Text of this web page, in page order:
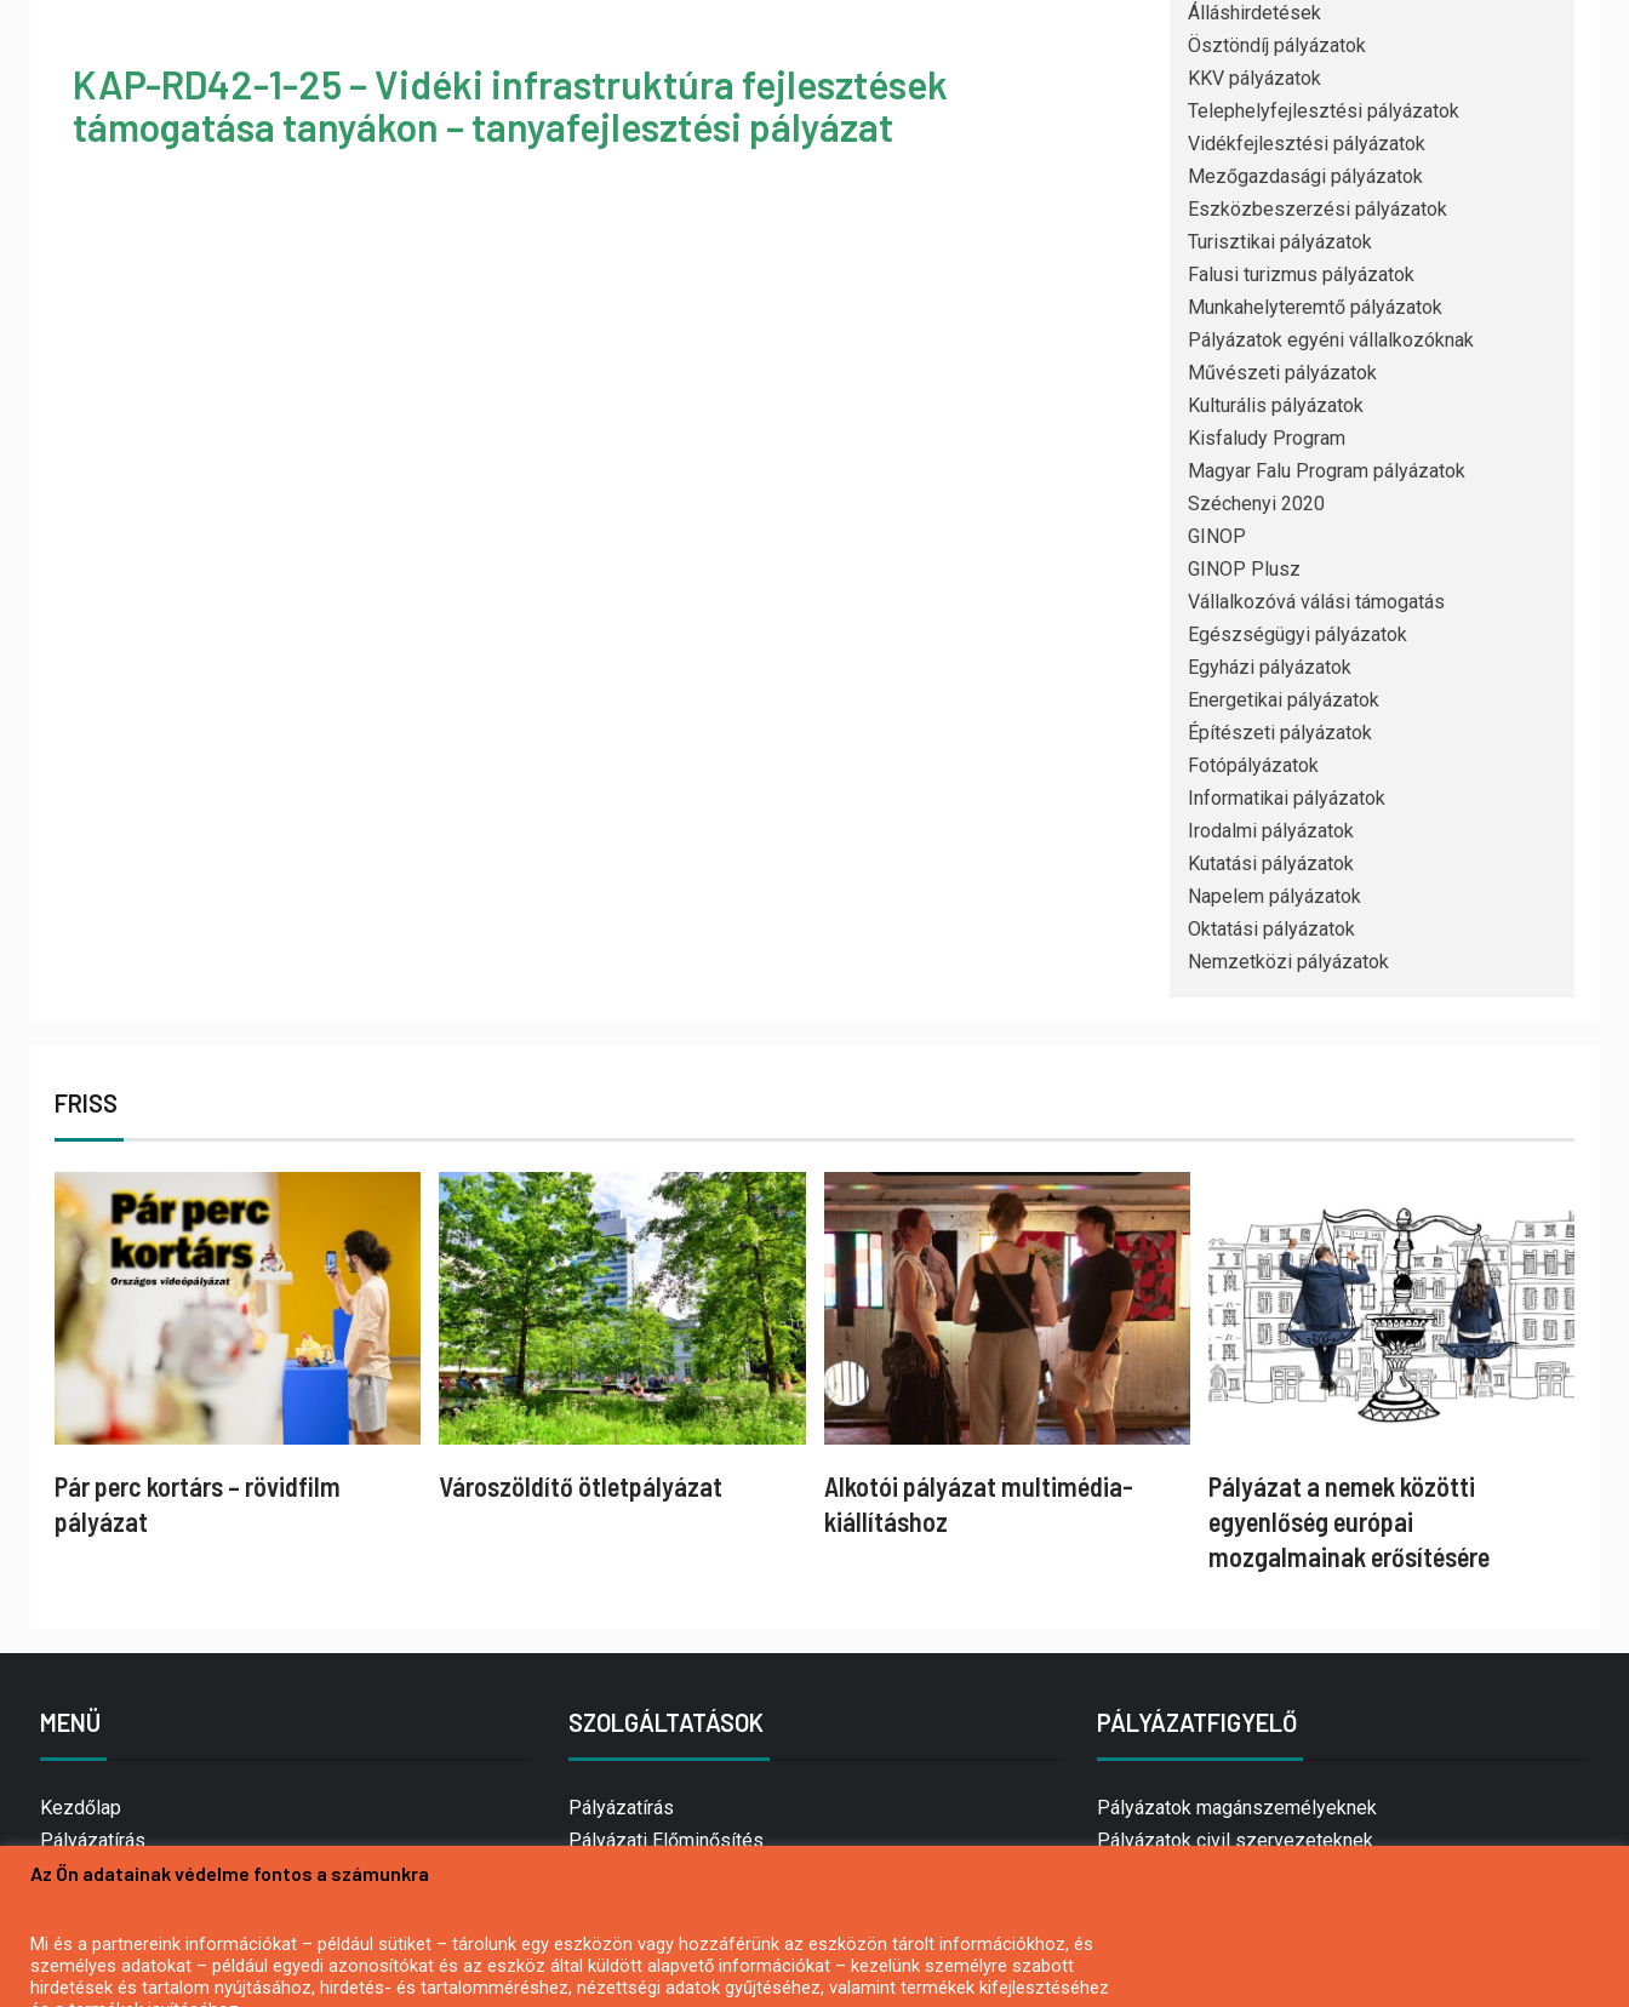
KAP-RD42-1-25 – Vidéki infrastruktúra fejlesztések
támogatása tanyákon – tanyafejlesztési pályázat
Álláshirdetések
Ösztöndíj pályázatok
KKV pályázatok
Telephelyfejlesztési pályázatok
Vidékfejlesztési pályázatok
Mezőgazdasági pályázatok
Eszközbeszerzési pályázatok
Turisztikai pályázatok
Falusi turizmus pályázatok
Munkahelyteremtő pályázatok
Pályázatok egyéni vállalkozóknak
Művészeti pályázatok
Kulturális pályázatok
Kisfaludy Program
Magyar Falu Program pályázatok
Széchenyi 2020
GINOP
GINOP Plusz
Vállalkozóvá válási támogatás
Egészségügyi pályázatok
Egyházi pályázatok
Energetikai pályázatok
Építészeti pályázatok
Fotópályázatok
Informatikai pályázatok
Irodalmi pályázatok
Kutatási pályázatok
Napelem pályázatok
Oktatási pályázatok
Nemzetközi pályázatok
FRISS
Pár perc kortárs – rövidfilm
pályázat
Városzöldítő ötletpályázat
Alkotói pályázat multimédia-
kiállításhoz
Pályázat a nemek közötti
egyenlőség európai
mozgalmainak erősítésére
MENÜ
Kezdőlap
Pályázatírás
Bemutatkozás
Hírlevél feliratkozás
Impresszum
SZOLGÁLTATÁSOK
Pályázatírás
Pályázati Előminősítés
Mezőgazdasági pályázatírás
Pályázatírás magánszemélyeknek
PÁLYÁZATFIGYELŐ
Pályázatok magánszemélyeknek
Pályázatok civil szervezeteknek
Az Ön adatainak védelme fontos a számunkra
Mi és a partnereink információkat – például sütiket – tárolunk egy eszközön vagy hozzáférünk az eszközön tárolt információkhoz, és
személyes adatokat – például egyedi azonosítókat és az eszköz által küldött alapvető információkat – kezelünk személyre szabott
hirdetések és tartalom nyújtásához, hirdetés- és tartalomméréshez, nézettségi adatok gyűjtéséhez, valamint termékek kifejlesztéséhez